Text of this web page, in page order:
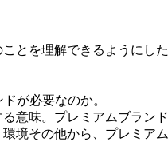
とを理解できるようにし
が必要なのか。
意味。プレミアムブラン
境その他から、プレミア